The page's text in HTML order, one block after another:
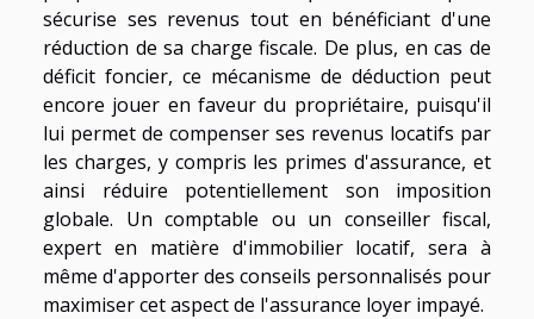
sécurise ses revenus tout en bénéficiant d'une
réduction de sa charge fiscale. De plus, en cas de
déficit foncier, ce mécanisme de déduction peut
encore jouer en faveur du propriétaire, puisqu'il
lui permet de compenser ses revenus locatifs par
les charges, y compris les primes d'assurance, et
ainsi réduire potentiellement son imposition
globale. Un comptable ou un conseiller fiscal,
expert en matière d'immobilier locatif, sera à
même d'apporter des conseils personnalisés pour
maximiser cet aspect de l'assurance loyer impayé.